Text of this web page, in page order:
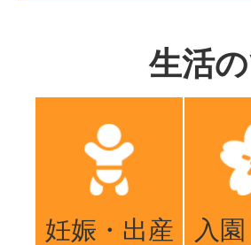
生活
妊娠・出産 入